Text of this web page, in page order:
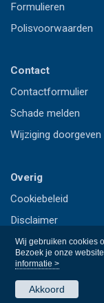
Wij gebruiken cookies
Bezoek je onze
informatie >
Akkoord
Formulieren
Polisvoorwaarden
Contact
Contactformulier
Schade melden
Wijziging doorgeven
Overig
Cookiebeleid
Disclaimer
Privacy